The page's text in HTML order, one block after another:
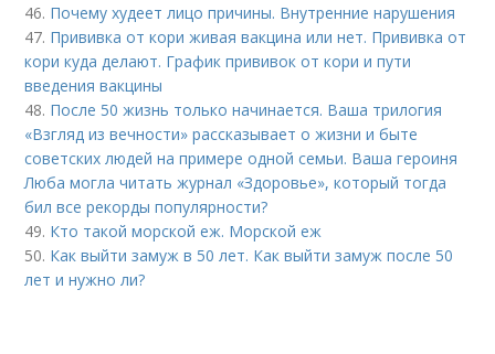
46. Почему худеет лицо причины. Внутренние нарушения
47. Прививка от кори живая вакцина или нет. Прививка от
кори куда делают. График прививок от кори и пути
введения вакцины
48. После 50 жизнь только начинается. Ваша трилогия
«Взгляд из вечности» рассказывает о жизни и быте
советских людей на примере одной семьи. Ваша героиня
Люба могла читать журнал «Здоровье», который тогда
бил все рекорды популярности?
49. Кто такой морской еж. Морской еж
50. Как выйти замуж в 50 лет. Как выйти замуж после 50
лет и нужно ли?